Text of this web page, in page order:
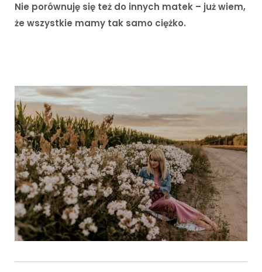
Nie porównuję się też do innych matek – już wiem,
że wszystkie mamy tak samo ciężko.